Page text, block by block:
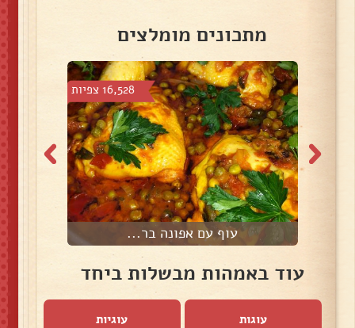
מתכונים מומלצים
16,528 צפיות
עוף עם אפונה בר...
עוד באמהות מבשלות ביחד
עוגות עוגיות